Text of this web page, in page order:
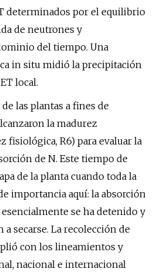
determinados por el equilibrio
de neutrones y
del tiempo. Una
in situ midió la precipitación
local.
las plantas a fines de
la madurez
fisiológica, R6) para evaluar la
de N. Este tiempo de
de la planta cuando toda la
importancia aquí: la absorción
se ha detenido y
secarse. La recolección de
con los lineamientos y
nacional e internacional